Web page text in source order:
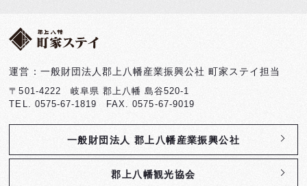
運営：一般財団法人郡上八幡産業振興公社 町家ステイ担当
〒501-4222 岐阜県 郡上八幡 島谷520-1
TEL. 0575-67-1819 FAX. 0575-67-9019
一般財団法人 郡上八幡産業振興公社
郡上八幡観光協会